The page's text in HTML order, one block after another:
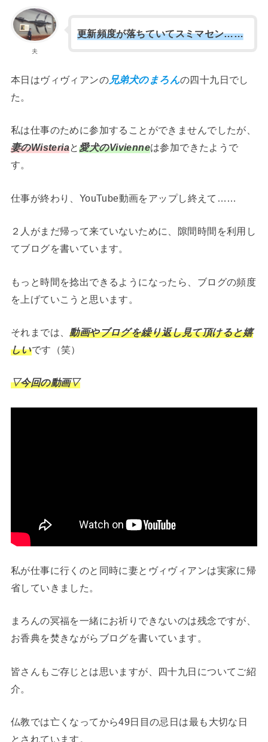
夫
更新頻度が落ちていてスミマセン……
本日はヴィヴィアンの 兄弟犬のまろんの四十九日でし
た。
私は仕事のために参加することができませんでしたが、
妻のWisteriaと愛犬のVivienneは参加できたようで
す。
仕事が終わり、YouTube動画をアップし終えて……
２人がまだ帰って来ていないために、隙間時間を利用し
てブログを書いています。
もっと時間を捻出できるようになったら、ブログの頻度
を上げていこうと思います。
それまでは、 動画やブログを繰り返し見て頂けると嬉
しいです（笑）
▽今回の動画▽
私が仕事に行くのと同時に妻とヴィヴィアンは実家に帰
省していきました。
まろんの冥福を一緒にお祈りできないのは残念ですが、
お香典を焚きながらブログを書いています。
皆さんもご存じとは思いますが、四十九日についてご紹
介。
仏教では亡くなってから49日目の忌日は最も大切な日
とされています。